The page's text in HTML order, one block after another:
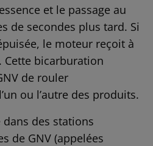
et le passage au
de secondes plus tard. Si
le moteur reçoit à
Cette bicarburation
de rouler
ou l’autre des produits.
dans des stations
de GNV (appelées